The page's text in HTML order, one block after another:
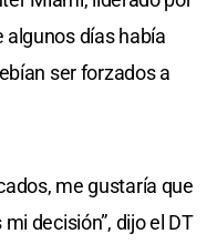
días había
ser forzados a
me gustaría que
decisión”, dijo el DT